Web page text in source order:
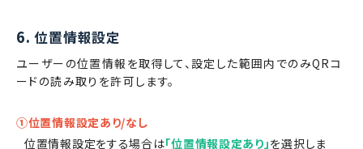
6. 位置情報設定
ユーザーの位置情報を取得して、設定した範囲内でのみQRコ
ードの読み取りを許可します。
①位置情報設定あり/なし
位置情報設定をする場合は「位置情報設定あり」を選択しま